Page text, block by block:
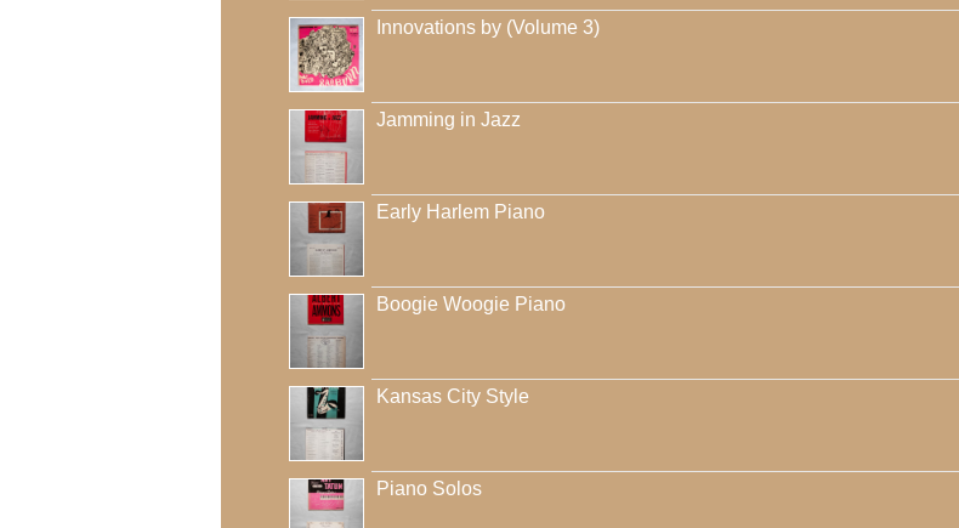
Innovations by (Volume 3)
Jamming in Jazz
Early Harlem Piano
Boogie Woogie Piano
Kansas City Style
Piano Solos